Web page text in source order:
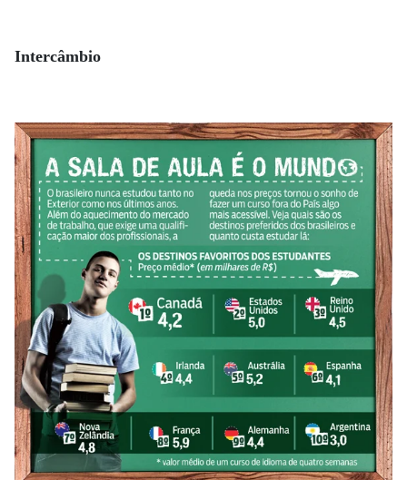
Intercâmbio